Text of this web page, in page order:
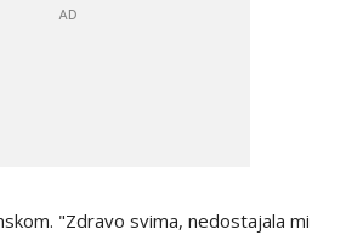
"Zdravo svima, nedostajala mi